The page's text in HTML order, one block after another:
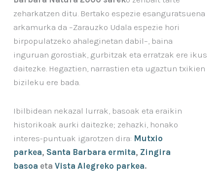
zeharkatzen ditu. Bertako espezie esanguratsuena
arkamurka da –Zarauzko Udala espezie hori
birpopulatzeko ahaleginetan dabil–, baina
inguruan gorostiak, gurbitzak eta erratzak ere ikus
daitezke. Hegaztien, narrastien eta ugaztun txikien
bizileku ere bada.
Ibilbidean nekazal lurrak, basoak eta eraikin
historikoak aurki daitezke; zehazki, honako
interes-puntuak igarotzen dira: Mutxio
parkea, Santa Barbara ermita, Zingira
basoa eta Vista Alegreko parkea.